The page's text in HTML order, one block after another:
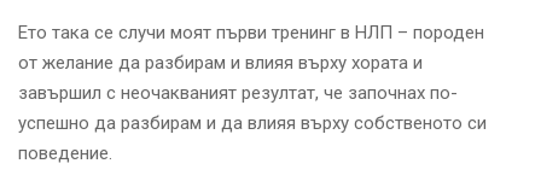
Ето така се случи моят първи тренинг в НЛП – породен
от желание да разбирам и влияя върху хората и
завършил с неочакваният резултат, че започнах по-
успешно да разбирам и да влияя върху собственото си
поведение.